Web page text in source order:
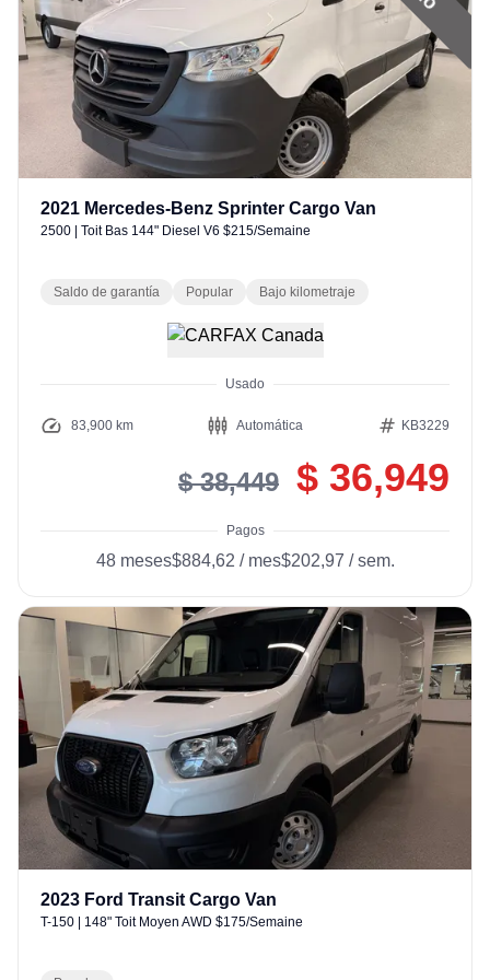
2021 Mercedes-Benz Sprinter Cargo Van
2500 Toit Bas 144" Diesel V6 $215/Semaine
Saldo de garantía Popular Bajo kilometraje
Usado
83,900 km Automática KB3229
$ 38,449 $ 36,949
Pagos
48 meses$884,62 / mes$202,97 /sem.
2023 Ford Transit Cargo Van
T-150 148" Toit Moyen AWD $175/Semaine